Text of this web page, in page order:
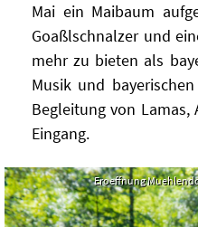
Mai ein Maibaum
Goaßlschnalzer und
mehr zu bieten als
Musik und
Begleitung von
Eingang.
Eroeffnung